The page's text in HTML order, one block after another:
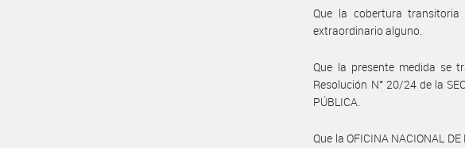
Que la cobertura
extraordinario alguno.
Que la presente medida se
Resolución N° 20/24 de la
PÚBLICA.
Que la OFICINA NACIONAL DE